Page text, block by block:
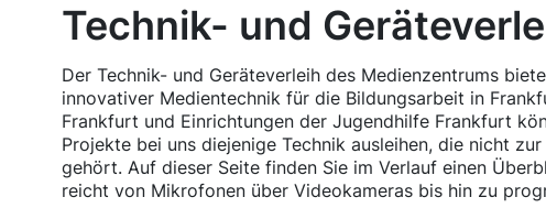
Technik- und
Der Technik- und Geräteverleih des Medienzentrums
innovativer Medientechnik für die Bildungsarbeit in
Frankfurt und Einrichtungen der Jugendhilfe Frankfurt
Projekte bei uns diejenige Technik ausleihen, die nicht
gehört. Auf dieser Seite finden Sie im Verlauf einen
reicht von Mikrofonen über Videokameras bis hin zu